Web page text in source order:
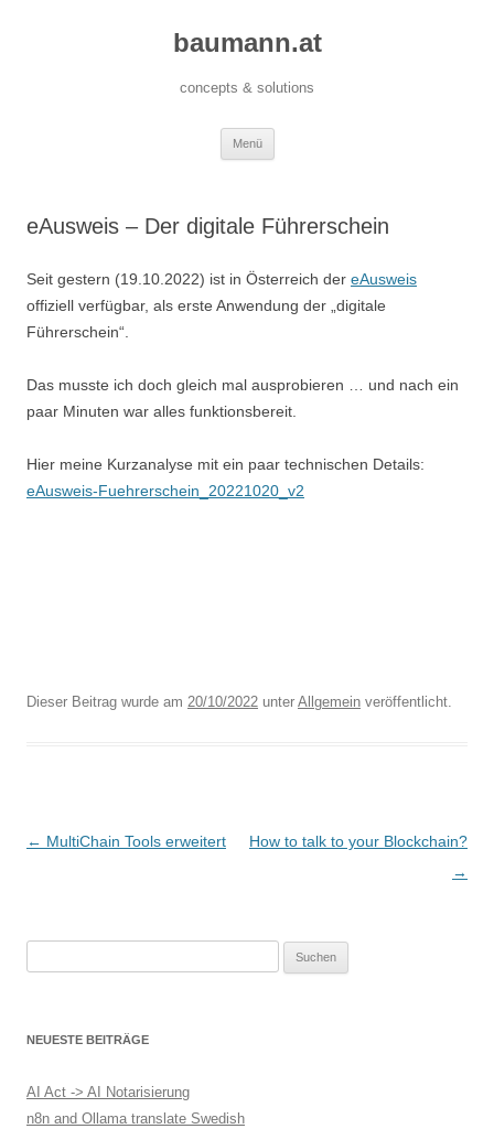
baumann.at
concepts & solutions
Menü
eAusweis – Der digitale Führerschein
Seit gestern (19.10.2022) ist in Österreich der eAusweis
offiziell verfügbar, als erste Anwendung der „digitale
Führerschein“.
Das musste ich doch gleich mal ausprobieren … und nach ein
paar Minuten war alles funktionsbereit.
Hier meine Kurzanalyse mit ein paar technischen Details:
eAusweis-Fuehrerschein_20221020_v2
Dieser Beitrag wurde am 20/10/2022 unter Allgemein veröffentlicht.
B
-
N
← MultiChain Tools erweitert
How to talk to your Blockchain?
→
NEUESTE BEITRÄGE
AI Act -> AI Notarisierung
n8n and Ollama translate Swedish